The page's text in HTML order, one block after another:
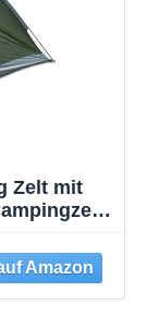
Zelt mit
2026